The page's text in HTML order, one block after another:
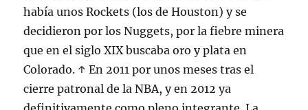
había unos Rockets (los de Houston) y se
decidieron por los Nuggets, por la fiebre minera
que en el siglo XIX buscaba oro y plata en
Colorado. ↑ En 2011 por unos meses tras el
cierre patronal de la NBA, y en 2012 ya